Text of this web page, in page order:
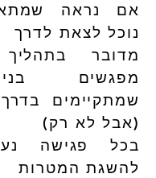
אם נראה
נוכל לצאת לדרך
מפגשים
שמתקיימים
(אבל לא רק)
בכל פגישה
להשגת המטרות